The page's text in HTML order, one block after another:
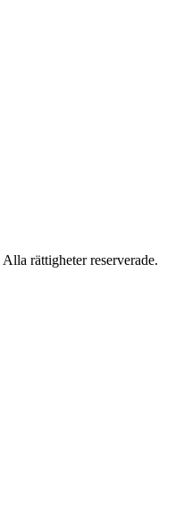
rättigheter reserverade.